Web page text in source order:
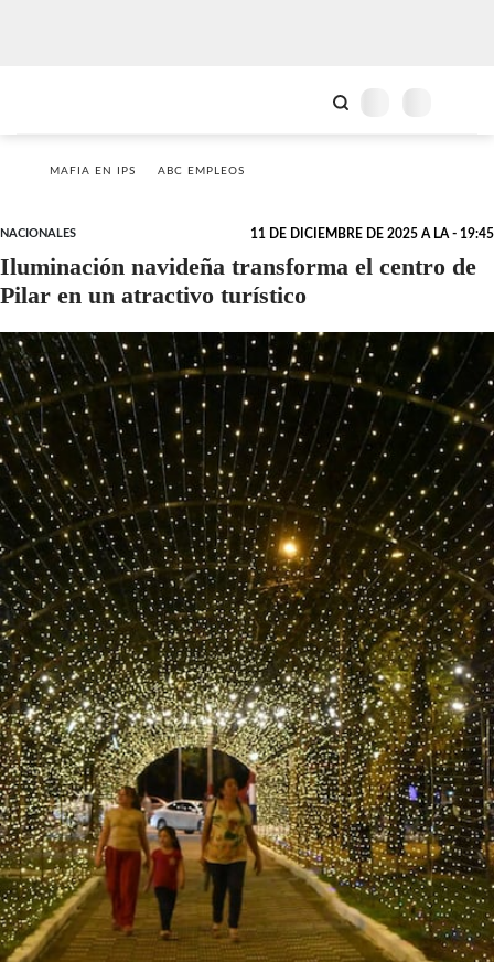
MAFIA EN IPS ABC EMPLEOS
NACIONALES 11 DE DICIEMBRE DE 2025 A LA - 19:45
Iluminación navideña transforma el centro de
Pilar en un atractivo turístico